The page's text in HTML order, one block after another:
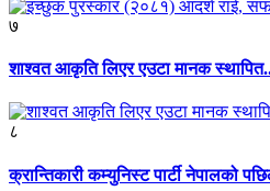
७
शाश्वत आकृति लिएर एउटा मानक
८
क्रान्तिकारी कम्युनिस्ट पार्टी नेपालको